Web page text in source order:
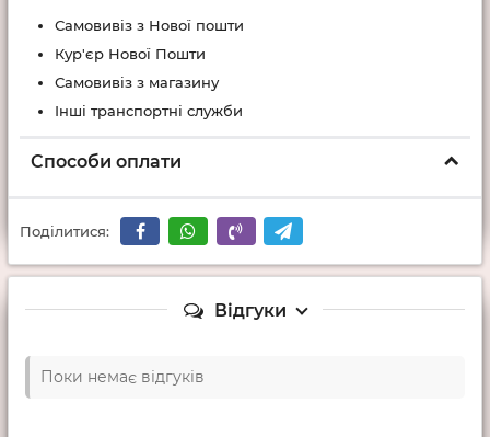
Самовивіз з Нової пошти
Кур'єр Нової Пошти
Самовивіз з магазину
Інші транспортні служби
Способи оплати
Поділитися:
Відгуки
Поки немає відгуків